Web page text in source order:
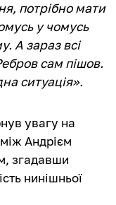
потрібно мати
у чомусь
А зараз всі
сам пішов.
ситуація».
увагу на
Андрієм
згадавши
нинішньої